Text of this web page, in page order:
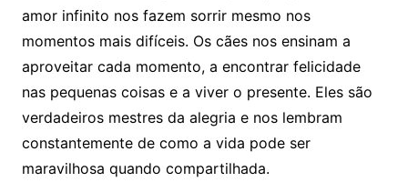
amor infinito nos fazem sorrir mesmo nos
momentos mais difíceis. Os cães nos ensinam a
aproveitar cada momento, a encontrar felicidade
nas pequenas coisas e a viver o presente. Eles são
verdadeiros mestres da alegria e nos lembram
constantemente de como a vida pode ser
maravilhosa quando compartilhada.